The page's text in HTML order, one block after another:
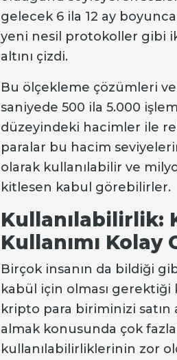
gelecek 6 ila 12 ay
yeni nesil protokoller gibi
altını çizdi.
Bu ölçekleme çözümleri
saniyede 500 ila 5.000
düzeyindeki hacimler ile
paralar bu hacim
olarak kullanılabilir ve
kitlesen kabul görebilirler.
Kullanılabilirlik:
Kullanımı Kolay
Birçok insanın da bildiği
kabül için olması
kripto para biriminizi satın
almak konusunda çok
kullanılabilirliklerinin zor